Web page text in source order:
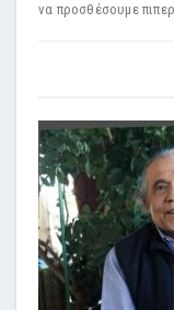
να προσθέσουμε